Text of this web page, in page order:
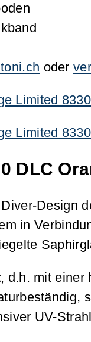
oder
DLC
Design
in
, d.h. mit einer
UV-